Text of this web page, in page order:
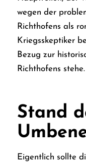
wegen der
Richthofens als
Kriegsskeptiker
Bezug zur
Richthofens stehe.
Stand
Eigentlich sollte